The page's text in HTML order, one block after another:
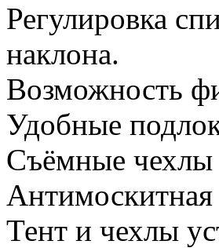
Регулировка
наклона.
Возможность
Удобные
Съёмные
Антимоскитная
Тент и чехлы